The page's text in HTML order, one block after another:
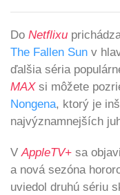
Do Netflixu
The Fallen Sun v
ďalšia séria
MAXsi môžete
Nongena, ktorý je
najvýznamnejších
VAppleTV+ sa
a nová sezóna
uviedol druhú sériu